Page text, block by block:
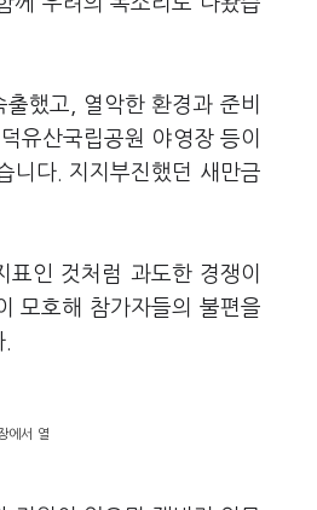
했고, 열악한 환경과 준비
유산국립공원 야영장 등이
니다. 지지부진했던 새만금
인 것처럼 과도한 경쟁이
모호해 참가자들의 불편을
에서 열